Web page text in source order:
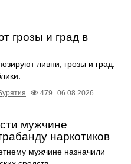
грозы и град в
ливни, грозы и град.
479 06.08.2026
мужчине
наркотиков
мужчине назначили